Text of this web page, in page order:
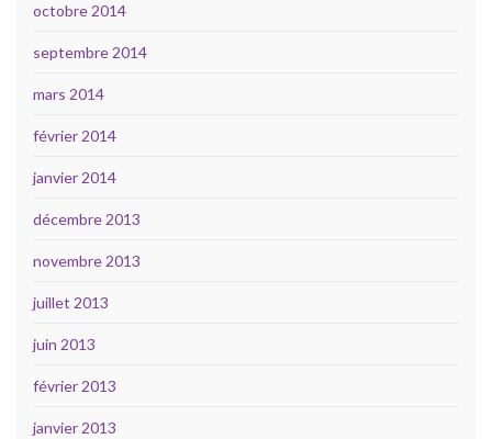
octobre 2014
septembre 2014
mars 2014
février 2014
janvier 2014
décembre 2013
novembre 2013
juillet 2013
juin 2013
février 2013
janvier 2013